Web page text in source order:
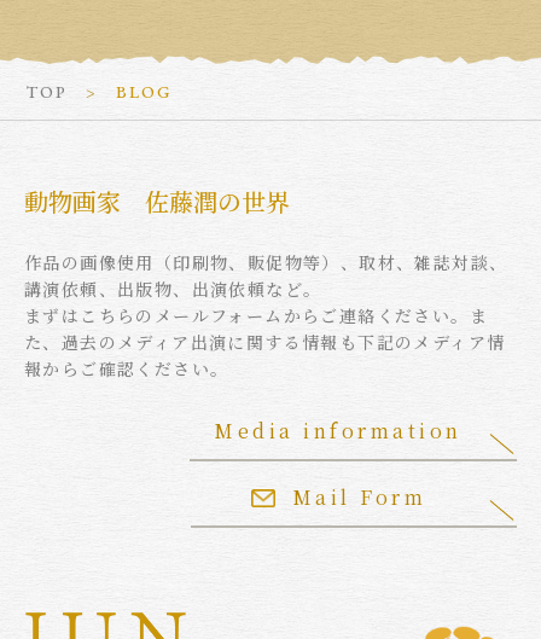
TOP BLOG
動物画家 佐藤潤の世界
作品の画像使用（印刷物、販促物等）、取材、雑誌対談、
講演依頼、出版物、出演依頼など。
まずはこちらのメールフォームからご連絡ください。ま
た、過去のメディア出演に関する情報も下記のメディア情
報からご確認ください。
Mail Form
Media information